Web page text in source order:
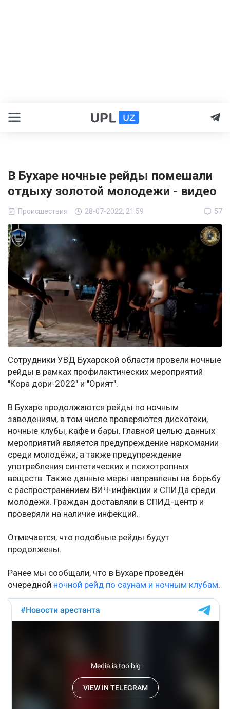
В Бухаре ночные рейды помешали
отдыху золотой молодежи - видео
Происшествия 28-07-2022, 21:59 57
Сотрудники УВД Бухарской области провели ночные
рейды в рамках профилактических мероприятий
"Кора дори-2022" и "Орият".
В Бухаре продолжаются рейды по ночным
заведениям, в том числе проверяются дискотеки,
ночные клубы, кафе и бары. Главной целью данных
мероприятий является предупреждение наркомании
среди молодёжи, а также предупреждение
употребления синтетических и психотропных
веществ. Также данные меры направлены на борьбу
с распространением ВИЧ-инфекции и СПИДа среди
молодёжи. Граждан доставляли в СПИД-центр и
проверяли на наличие инфекций.
Отмечается, что подобные рейды будут
продолжены.
Ранее мы сообщали, что в Бухаре проведён
очередной ночной рейд по саунам и ночным клубам.